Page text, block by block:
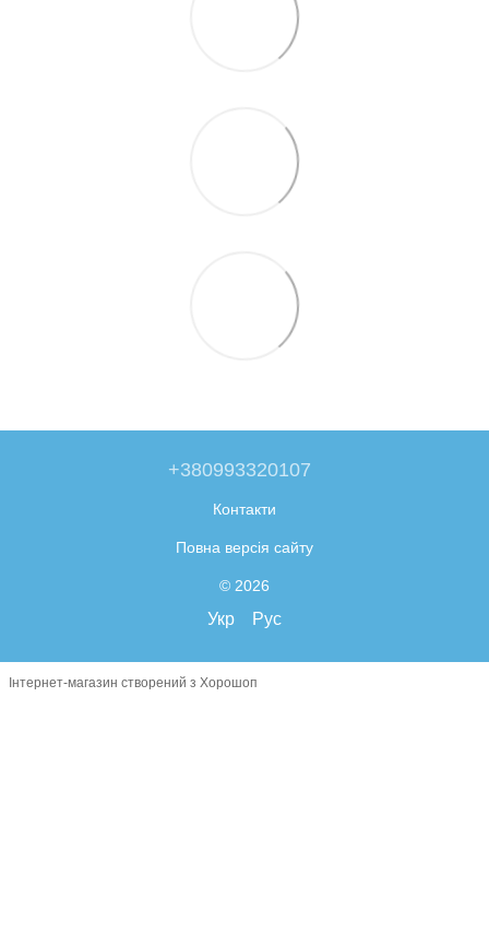
+380993320107
Контакти
Повна версія сайту
© 2026
Укр Рус
Інтернет-магазин створений з Хорошоп